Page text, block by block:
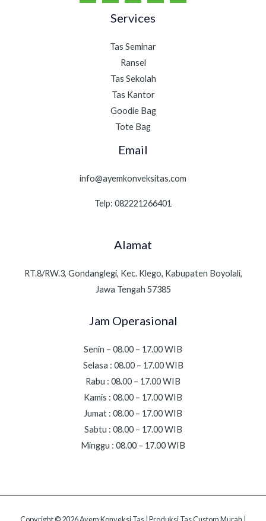
Services
Tas Seminar
Ransel
Tas Sekolah
Tas Kantor
Goodie Bag
Tote Bag
Email
info@ayemkonveksitas.com
Telp: 082221266401
Alamat
RT.8/RW.3, Gondanglegi, Kec. Klego, Kabupaten Boyolali,
Jawa Tengah 57385
Jam Operasional
Senin – 08.00 – 17.00 WIB
Selasa : 08.00 – 17.00 WIB
Rabu : 08.00 – 17.00 WIB
Kamis : 08.00 – 17.00 WIB
Jumat : 08.00 – 17.00 WIB
Sabtu : 08.00 – 17.00 WIB
Minggu : 08.00 – 17.00 WIB